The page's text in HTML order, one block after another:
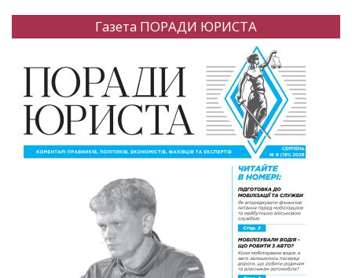
Газета ПОРАДИ ЮРИСТА